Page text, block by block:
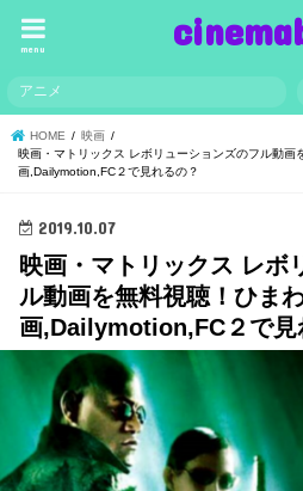
menu
アニメ
HOME
映画
映画・マトリックス レボリューションズのフル動画
画,Dailymotion,FC２で見れるの？
2019.10.07
映画・マトリックス レボ
ル動画を無料視聴！ひま
画,Dailymotion,FC２で見